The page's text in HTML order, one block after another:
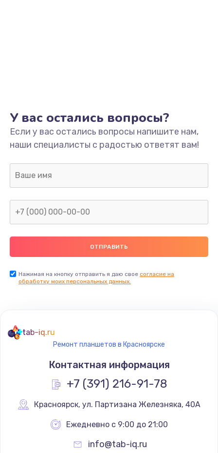
Ремонт динамика
400 руб.
Заказать
Замена дисплея
1200 руб.
Заказать
Замена тачпада
1330 руб.
Заказать
Замена контроллера питания
У вас остались вопросы?
Если у вас остались вопросы напишите нам,
наши специалисты с радостью ответят вам!
Нажимая на кнопку отправить я даю свое согласие на
обработку моих персональных данных.
tab-iq.ru
Ремонт планшетов в Красноярске
Контактная информация
+7 (391) 216-91-78
Красноярск, ул. Партизана Железняка, 40А
Ежедневно с 9:00 до 21:00
info@tab-iq.ru